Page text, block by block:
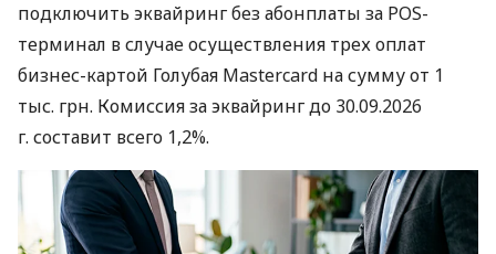
подключить эквайринг без абонплаты за POS-
терминал в случае осуществления трех оплат
бизнес-картой Голубая Mastercard на сумму от 1
тыс. грн. Комиссия за эквайринг до 30.09.2026
г. составит всего 1,2%.